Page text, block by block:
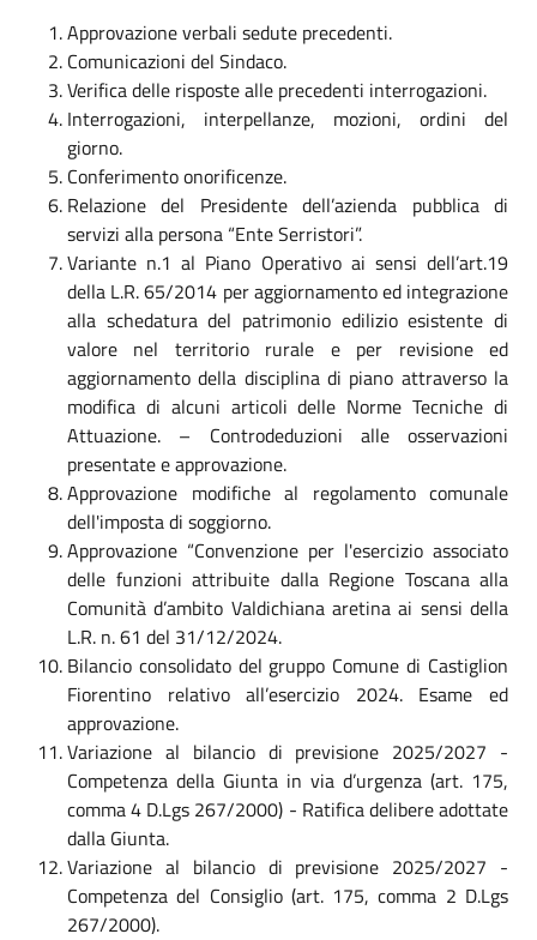
Approvazione verbali sedute precedenti.
Comunicazioni del Sindaco.
Verifica delle risposte alle precedenti interrogazioni.
Interrogazioni, interpellanze, mozioni, ordini del
giorno.
Conferimento onorificenze.
Relazione del Presidente dell’azienda pubblica di
servizi alla persona “Ente Serristori”.
Variante n.1 al Piano Operativo ai sensi dell’art.19
della L.R. 65/2014 per aggiornamento ed integrazione
alla schedatura del patrimonio edilizio esistente di
valore nel territorio rurale e per revisione ed
aggiornamento della disciplina di piano attraverso la
modifica di alcuni articoli delle Norme Tecniche di
Attuazione. – Controdeduzioni alle osservazioni
presentate e approvazione.
Approvazione modifiche al regolamento comunale
dell'imposta di soggiorno.
Approvazione “Convenzione per l'esercizio associato
delle funzioni attribuite dalla Regione Toscana alla
Comunità d’ambito Valdichiana aretina ai sensi della
L.R. n. 61 del 31/12/2024.
Bilancio consolidato del gruppo Comune di Castiglion
Fiorentino relativo all’esercizio 2024. Esame ed
approvazione.
Variazione al bilancio di previsione 2025/2027 -
Competenza della Giunta in via d’urgenza (art. 175,
comma 4 D.Lgs 267/2000) - Ratifica delibere adottate
dalla Giunta.
Variazione al bilancio di previsione 2025/2027 -
Competenza del Consiglio (art. 175, comma 2 D.Lgs
267/2000).